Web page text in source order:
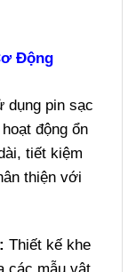
Động
dụng pin sạc
động ổn
tiết kiệm
thiện với
Thiết kế khe